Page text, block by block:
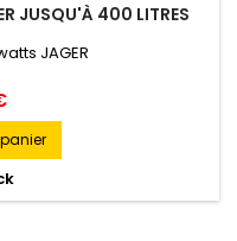
JUSQU'À 400 LITRES
JAGER